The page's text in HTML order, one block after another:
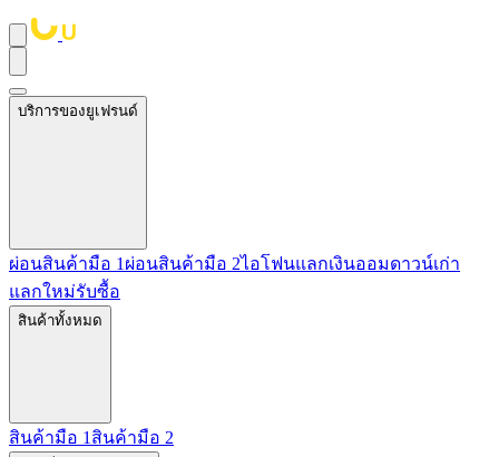
บริการของยูเฟรนด์
ผ่อนสินค้ามือ 1 ผ่อนสินค้ามือ 2ไอโฟนแลกเงินออมดาวน์เก่า
แลกใหม่รับซื้อ
สินค้าทั้งหมด
สินค้ามือ 1 สินค้ามือ 2